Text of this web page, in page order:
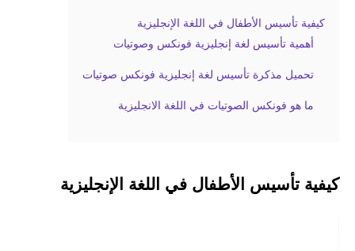
كيفية تأسيس الأطفال في اللغة الإنجليزية
أهمية تأسيس لغة إنجليزية فونكس وصوتيات
تحميل مذكرة تأسيس لغة إنجليزية فونكس صوتيات
ما هو فونكس الصوتيات في اللغة الانجليزية
كيفية تأسيس الأطفال في اللغة الإنجليزية